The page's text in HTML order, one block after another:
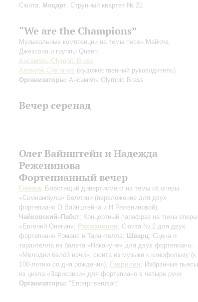
Сюита; Моцарт: Струнный квартет № 22
“We are the Champions”
Музыкальные композиции на темы песен Майкла
Джексона и группы Queen
Ансамбль Olympic Brass
Алексей Степанов (художественный руководитель)
Организаторы: Ансамбль Olympic Brass
Вечер серенад
Олег Вайнштейн и Надежда
Реженинова
Фортепианный вечер
Глинка: Блестящий дивертисмент на темы из оперы
«Сомнамбула» Беллини (переложение для двух
фортепиано О.Вайнштейна и Н.Режениновой);
Чайковский–Пабст: Концертный парафраз на темы оперы
«Евгений Онегин»; Рахманинов: Сюита № 2 для двух
фортепиано Романс и Тарантелла; Шварц: Сцена и
тарантелла из балета «Накануне» для двух фортепиано,
«Мелодии белой ночи», сюита из музыки к кинофильму (к
100-летию со дня рождения); Гаврилин: Избранные пьесы
из цикла «Зарисовки» для фортепиано в четыре руки
Организаторы: "Enterpriserusart"